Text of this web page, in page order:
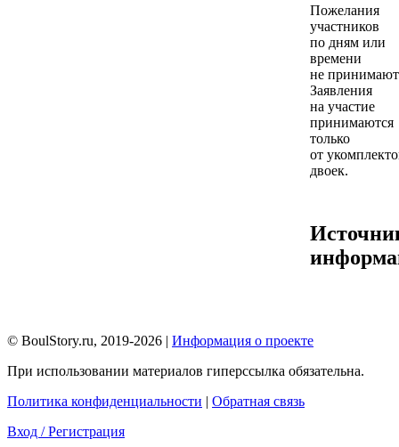
Пожелания
участников
по дням или
времени
не
Заявления
на участие
принимаются
только
от
двоек.
© BoulStory.ru, 2019-2026 | Информация о проекте
При использовании материалов гиперссылка обязательна.
Политика конфиденциальности | Обратная связь
Вход / Регистрация